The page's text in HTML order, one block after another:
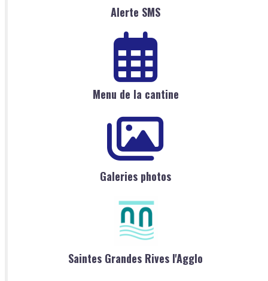
Alerte SMS
Menu de la cantine
Galeries photos
Saintes Grandes Rives l'Agglo